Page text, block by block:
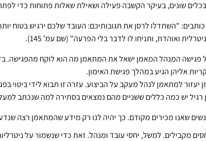
שונים, בעיקר הקשבה פעילה ושאילת שאלות פתוחות כדי
"השתדלו לרסן את תגובותיכם: העובד שלכם ירגיש בטוח
ואוהדת, ותניחו לו לדבר בלי הפרעה" (שם עמ' 145).
פגישה המנהל המאמן ישאל את המתאמן מה הוא לוקח מהפגישה.
אליהן הגיע במהלך פגישת האימון.
למתאמן לנהל מעקב על הביצוע. עזרה זו תבוא לידי ביטוי
רגיל יש כמה כללים ששניים מהם נמצאים בסתירה למה שנכתב
שאנו מכירים מקודם. כך יהיה לנו רק מידע שהמתאמן רצה
מקבילים. למשל, יחסי עובד ומנהל. זאת כדי שנשמור על